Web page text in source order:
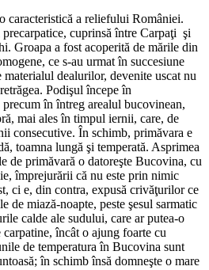
caracteristică a reliefului României.
cuprinsă între Carpaţi şi
Groapa a fost acoperită de mările din
ce s-au urmat în succesiune
dealurilor, devenite uscat nu
Podişul începe în
precum în întreg arealul bucovinean,
mai ales în timpul iernii, care, de
consecutive. În schimb, primăvara e
toamna lungă şi temperată. Asprimea
de primăvară o datoreşte Bucovina, cu
împrejurării că nu este prin nimic
ci e, din contra, expusă crivăţurilor ce
de miază-noapte, peste şesul sarmatic
calde ale sudului, care ar putea-o
încât o ajung foarte cu
de temperatura în Bucovina sunt
în schimb însă domneşte o mare